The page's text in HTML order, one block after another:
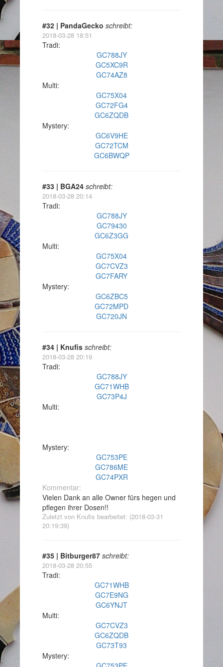
#32 | PandaGecko schreibt:
2018-03-28 18:51
Tradi:
GC788JY
GC5XC9R
GC74AZ8
Multi:
GC75X04
GC72FG4
GC6ZQDB
Mystery:
GC6V9HE
GC72TCM
GC6BWQP
#33 | BGA24 schreibt:
2018-03-28 20:14
Tradi:
GC788JY
GC79430
GC6Z3GG
Multi:
GC75X04
GC7CVZ3
GC7FARY
Mystery:
GC6ZBC5
GC72MPD
GC720JN
#34 | Knufis schreibt:
2018-03-28 20:19
Tradi:
GC788JY
GC71WHB
GC73P4J
Multi:
Mystery:
GC753PE
GC786ME
GC74PXR
Kommentar:
Vielen Dank an alle Owner fürs hegen und
pflegen ihrer Dosen!!
Zuletzt von Knufis bearbeitet: (2018-03-31
20:19:39)
#35 | Bitburger87 schreibt:
2018-03-28 20:55
Tradi:
GC71WHB
GC7E9NG
GC6YNJT
Multi:
GC7CVZ3
GC6ZQDB
GC73T93
Mystery: